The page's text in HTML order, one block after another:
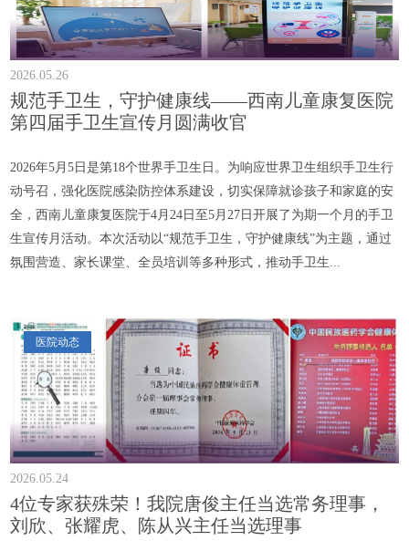
2026.05.26
规范手卫生，守护健康线——西南儿童康复医院
第四届手卫生宣传月圆满收官
2026年5月5日是第18个世界手卫生日。为响应世界卫生组织手卫生行
动号召，强化医院感染防控体系建设，切实保障就诊孩子和家庭的安
全，西南儿童康复医院于4月24日至5月27日开展了为期一个月的手卫
生宣传月活动。本次活动以“规范手卫生，守护健康线”为主题，通过
氛围营造、家长课堂、全员培训等多种形式，推动手卫生...
医院动态
2026.05.24
4位专家获殊荣！我院唐俊主任当选常务理事，
刘欣、张耀虎、陈从兴主任当选理事